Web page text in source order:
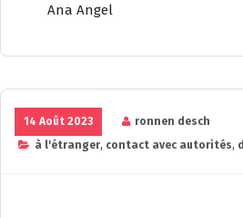
Ana Angel
14 Août 2023
ronnen desch
à l'étranger, contact avec autorités,